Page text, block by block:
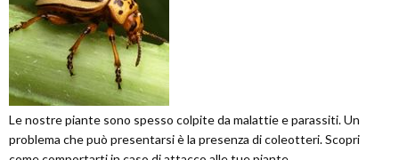
Le nostre piante sono spesso colpite da malattie e parassiti. Un
problema che può presentarsi è la presenza di coleotteri. Scopri